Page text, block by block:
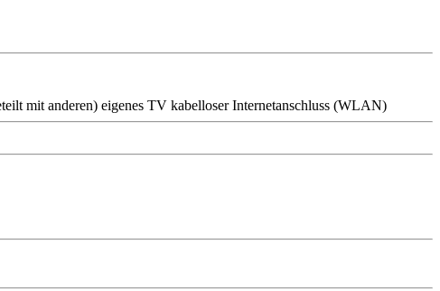
mit anderen) eigenes TV kabelloser Internetanschluss (WLAN)